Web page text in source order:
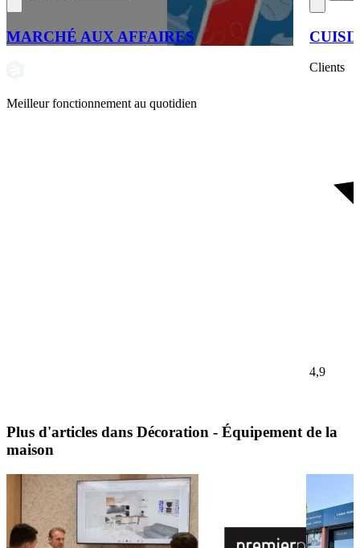
MARCHÉ AUX AFFAIRES
Meilleur fonctionnement au quotidien
Clients
4,9
Plus d'articles dans Décoration - Équipement de la
maison